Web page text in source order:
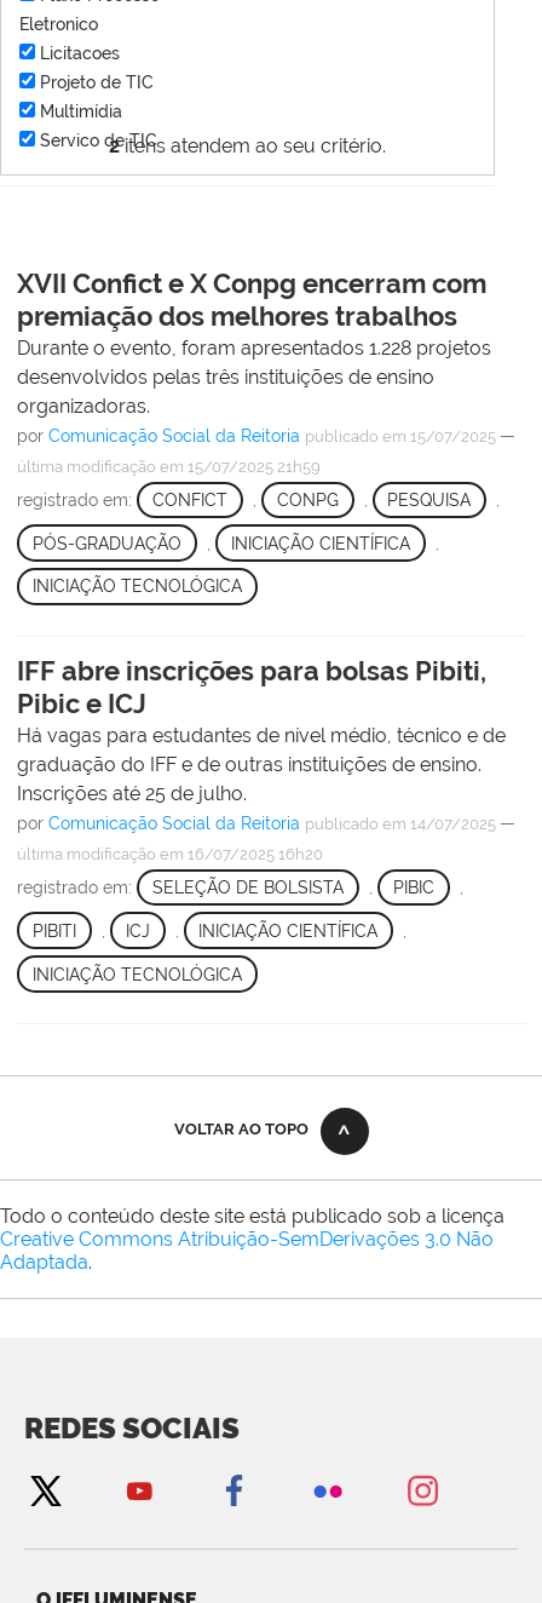
2itens atendem ao seu critério.
Eletronico
Licitacoes
Projeto de TIC
Multimídia
Servico de TIC
XVII Confict e X Conpg encerram com
premiação dos melhores trabalhos
Durante o evento, foram apresentados 1.228 projetos
desenvolvidos pelas três instituições de ensino
organizadoras.
por Comunicação Social da Reitoria publicado em 15/07/2025 —
última modificação em 15/07/2025 21h59
registrado em: CONFICT CONPG PESQUISA
PÓS-GRADUAÇÃO INICIAÇÃO CIENTÍFICA
INICIAÇÃO TECNOLÓGICA
IFF abre inscrições para bolsas Pibiti,
Pibic e ICJ
Há vagas para estudantes de nível médio, técnico e de
graduação do IFF e de outras instituições de ensino.
Inscrições até 25 de julho.
por Comunicação Social da Reitoria publicado em 14/07/2025 —
última modificação em 16/07/2025 16h20
registrado em: SELEÇÃO DE BOLSISTA PIBIC
PIBITI ICJ INICIAÇÃO CIENTÍFICA
INICIAÇÃO TECNOLÓGICA
VOLTAR AO TOPO
Todo o conteúdo deste site está publicado sob a licença
Creative Commons Atribuição-SemDerivações 3.0 Não
Adaptada.
REDES SOCIAIS